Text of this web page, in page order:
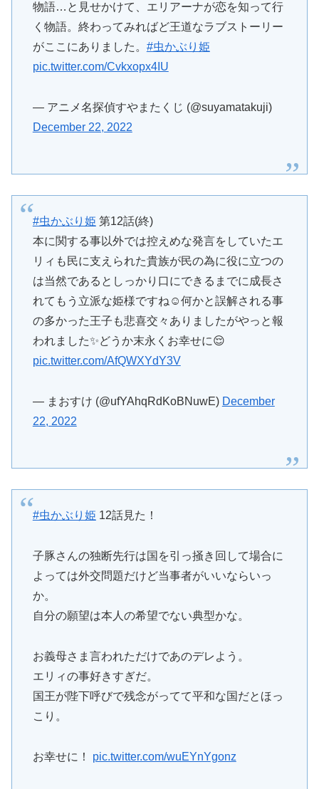
物語…と見せかけて、エリアーナが恋を知って行
く物語。終わってみればど王道なラブストーリー
がここにありました。 #虫かぶり姫
pic.twitter.com/Cvkxopx4IU
— アニメ名探偵すやまたくじ (@suyamatakuji)
December 22, 2022
#虫かぶり姫 第12話(終)
本に関する事以外では控えめな発言をしていたエ
リィも民に支えられた貴族が民の為に役に立つの
は当然であるとしっかり口にできるまでに成長さ
れてもう立派な姫様ですね☺️何かと誤解される事
の多かった王子も悲喜交々ありましたがやっと報
われました✨どうか末永くお幸せに😌
pic.twitter.com/AfQWXYdY3V
— まおすけ (@ufYAhqRdKoBNuwE) December
22, 2022
#虫かぶり姫 12話見た！
子豚さんの独断先行は国を引っ掻き回して場合に
よっては外交問題だけど当事者がいいならいっ
か。
自分の願望は本人の希望でない典型かな。
お義母さま言われただけであのデレよう。
エリィの事好きすぎだ。
国王が陛下呼びで残念がってて平和な国だとほっ
こり。
お幸せに！ pic.twitter.com/wuEYnYgonz